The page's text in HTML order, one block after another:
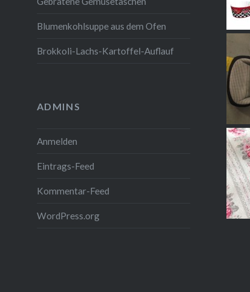
Blumenkohlsuppe aus dem Ofen
Brokkoli-Lachs-Kartoffel-Auflauf
ADMINS
Anmelden
Eintrags-Feed
Kommentar-Feed
WordPress.org